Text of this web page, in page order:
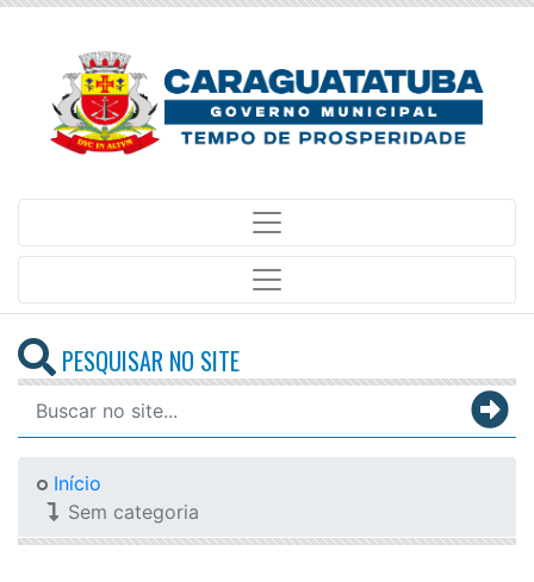
PESQUISAR NO SITE
Início
Sem categoria